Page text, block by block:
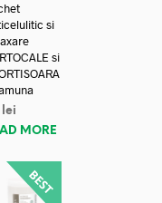
si
si
lei
MORE